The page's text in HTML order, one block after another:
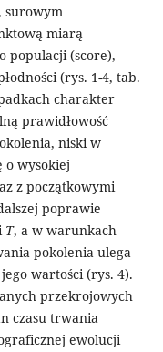
surowym
miarą
populacji (score),
(rys. 1-4, tab.
charakter
prawidłowość
niski w
o wysokiej
z początkowymi
poprawie
T, a w warunkach
pokolenia ulega
wartości (rys. 4).
przekrojowych
czasu trwania
ewolucji